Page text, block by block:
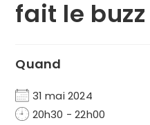
fait le buzz
Quand
31 mai 2024
20h30 - 22h00